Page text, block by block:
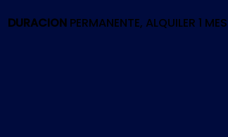
DURACION PERMANENTE, ALQUILER 1 MES